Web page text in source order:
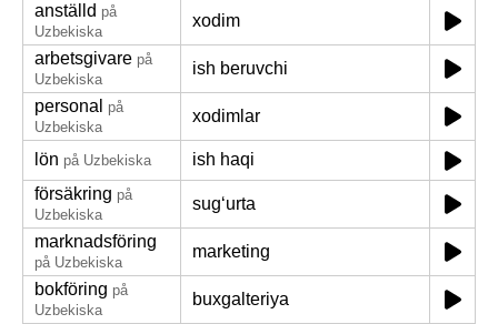
anställd på
Uzbekiska
xodim
arbetsgivare på
Uzbekiska
ish beruvchi
personal
på
Uzbekiska
xodimlar
lön på Uzbekiska
ish haqi
försäkring på
Uzbekiska
sugʻurta
marknadsföring
på Uzbekiska
marketing
bokföring på
Uzbekiska
buxgalteriya